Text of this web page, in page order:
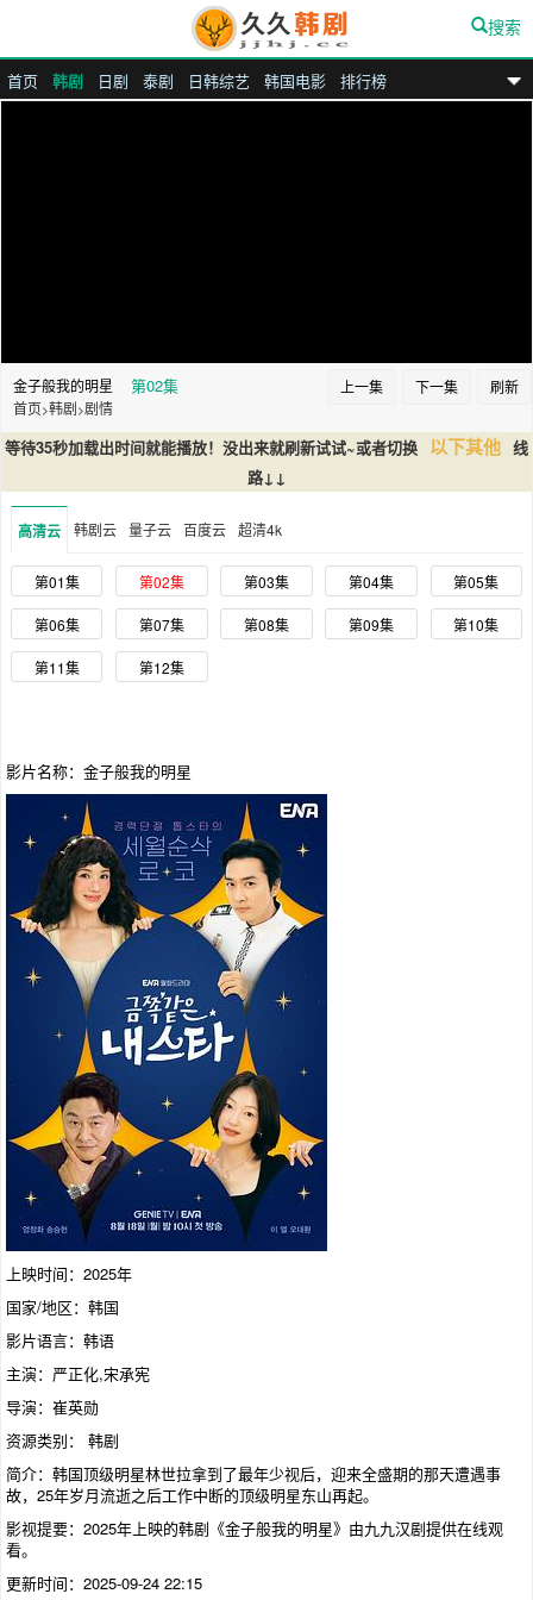
九九汉剧
首页 韩剧 日剧 泰剧 日韩综艺 韩国电影 排行榜
搜索
上一集 下一集 刷新
金子般我的明星 第02集
首页>韩剧>剧情
等待35秒加载出时间就能播放！没出来就刷新试试~或者切换 以下其他 线
路↓↓
高清云 韩剧云 量子云 百度云 超清4k
第01集 第02集 第03集 第04集 第05集
第06集 第07集 第08集 第09集 第10集
第11集 第12集
影片名称：金子般我的明星
上映时间：2025年
国家/地区：韩国
影片语言：韩语
主演：严正化,宋承宪
导演：崔英勋
资源类别： 韩剧
简介：韩国顶级明星林世拉拿到了最年少视后，迎来全盛期的那天遭遇事
故，25年岁月流逝之后工作中断的顶级明星东山再起。
影视提要：2025年上映的韩剧 《金子般我的明星》由九九汉剧提供在线观
看。
更新时间：2025-09-24 22:15